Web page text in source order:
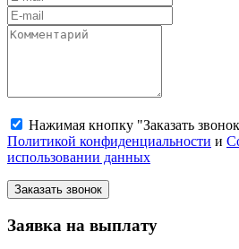
Нажимая кнопку "Заказать
Политикой конфиденциальности и
использовании данных
Заказать звонок
Заявка на выплату